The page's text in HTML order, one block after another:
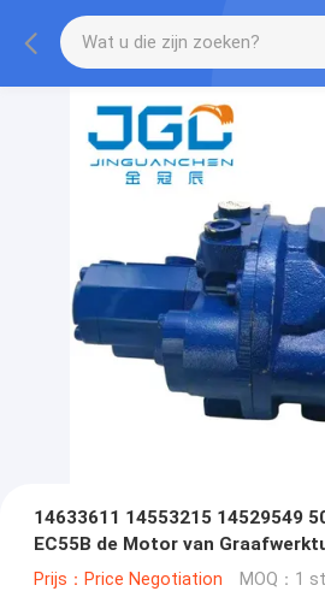
14633611 14553215 14529549
EC55B de Motor van
Mini Pump
Prijs：Price Negotiation MOQ：1